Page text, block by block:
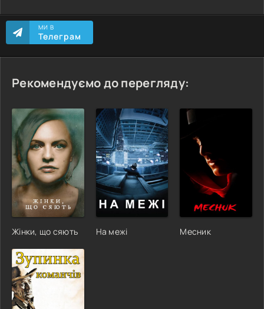
МИ В
Телеграм
Рекомендуємо до перегляду:
Жінки, що сяють На межі Месник